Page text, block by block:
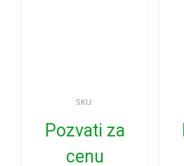
SKU:
Pozvati za
cenu